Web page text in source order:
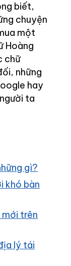
biết,
chuyện
một
Hoàng
chữ
những
hay
ta
gì?
khó bàn
mới trên
lý tái